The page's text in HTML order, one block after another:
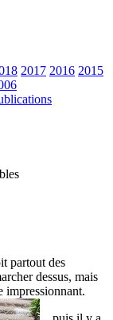
2017 2016 2015
partout des
dessus, mais
impressionnant.